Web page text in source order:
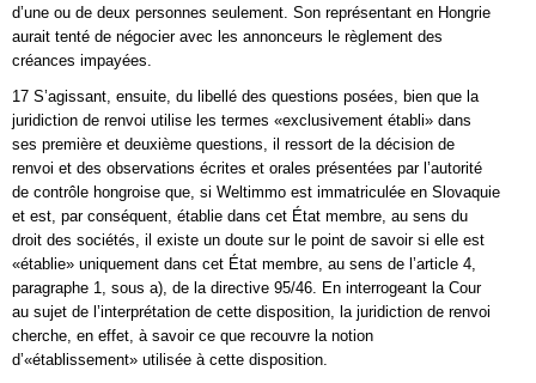
d’une ou de deux personnes seulement. Son représentant en Hongrie
aurait tenté de négocier avec les annonceurs le règlement des
créances impayées.
17 S’agissant, ensuite, du libellé des questions posées, bien que la
juridiction de renvoi utilise les termes «exclusivement établi» dans
ses première et deuxième questions, il ressort de la décision de
renvoi et des observations écrites et orales présentées par l’autorité
de contrôle hongroise que, si Weltimmo est immatriculée en Slovaquie
et est, par conséquent, établie dans cet État membre, au sens du
droit des sociétés, il existe un doute sur le point de savoir si elle est
«établie» uniquement dans cet État membre, au sens de l’article 4,
paragraphe 1, sous a), de la directive 95/46. En interrogeant la Cour
au sujet de l’interprétation de cette disposition, la juridiction de renvoi
cherche, en effet, à savoir ce que recouvre la notion
d’«établissement» utilisée à cette disposition.